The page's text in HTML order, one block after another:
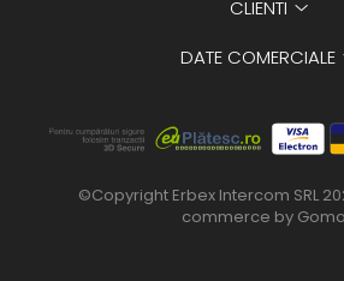
CLIENTI
DATE COMERCIALE
©Copyright Erbex Intercom SRL
commerce by